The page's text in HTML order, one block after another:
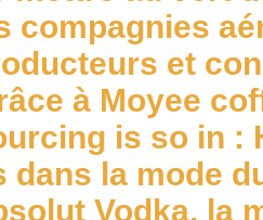
compagnies
et
à Moyee
is so in :
dans la mode
Vodka, la